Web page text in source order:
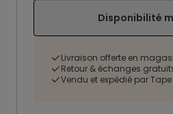
Disponibilité
Livraison offerte en
Retour & échanges
Vendu et expédié par Tape